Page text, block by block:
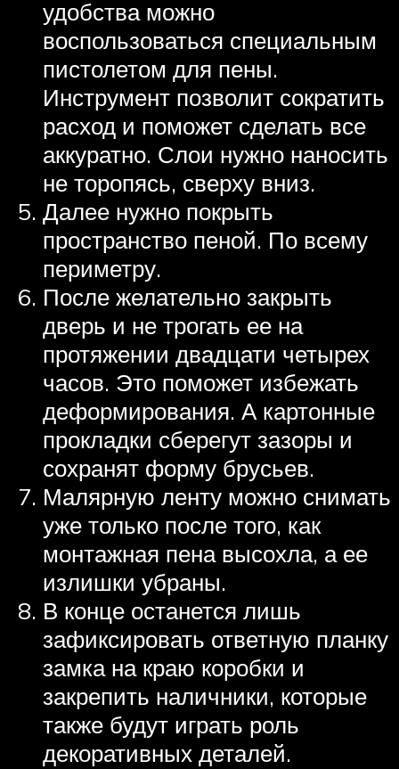
удобства можно
воспользоваться специальным
пистолетом для пены.
Инструмент позволит сократить
расход и поможет сделать все
аккуратно. Слои нужно наносить
не торопясь, сверху вниз.
Далее нужно покрыть
пространство пеной. По всему
периметру.
После желательно закрыть
дверь и не трогать ее на
протяжении двадцати четырех
часов. Это поможет избежать
деформирования. А картонные
прокладки сберегут зазоры и
сохранят форму брусьев.
Малярную ленту можно снимать
уже только после того, как
монтажная пена высохла, а ее
излишки убраны.
В конце останется лишь
зафиксировать ответную планку
замка на краю коробки и
закрепить наличники, которые
также будут играть роль
декоративных деталей.